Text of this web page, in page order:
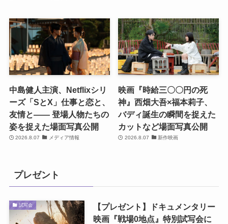
中島健人主演、Netflixシリ
ーズ「SとX」仕事と恋と、
友情と―― 登場人物たちの
姿を捉えた場面写真公開
2026.8.07 メディア情報
映画『時給三〇〇円の死
神』西畑大吾×福本莉子、
バディ誕生の瞬間を捉えた
カットなど場面写真公開
2026.8.07 新作映画
プレゼント
試写会
【プレゼント】ドキュメンタリー
映画『戦場0地点』特別試写会に